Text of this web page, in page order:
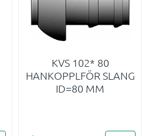
KVS 102* 80
HANKOPPLFÖR SLANG
ID=80 MM